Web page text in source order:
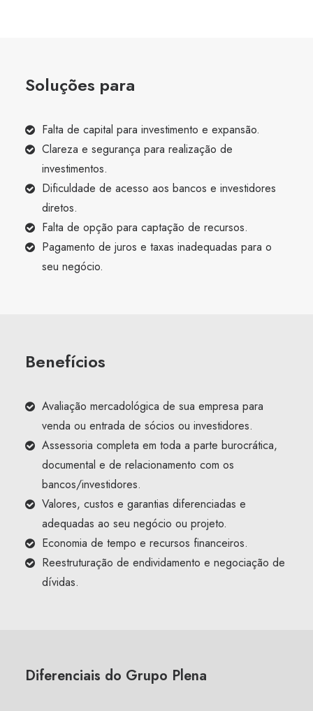
Soluções para
Falta de capital para investimento e expansão.
Clareza e segurança para realização de
investimentos.
Dificuldade de acesso aos bancos e investidores
diretos.
Falta de opção para captação de recursos.
Pagamento de juros e taxas inadequadas para o
seu negócio.
Benefícios
Avaliação mercadológica de sua empresa para
venda ou entrada de sócios ou investidores.
Assessoria completa em toda a parte burocrática,
documental e de relacionamento com os
bancos/investidores.
Valores, custos e garantias diferenciadas e
adequadas ao seu negócio ou projeto.
Economia de tempo e recursos financeiros.
Reestruturação de endividamento e negociação de
dívidas.
Diferenciais do Grupo Plena